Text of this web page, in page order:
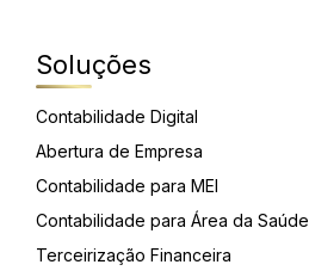
Soluções
Contabilidade Digital
Abertura de Empresa
Contabilidade para MEI
Contabilidade para Área da Saúde
Terceirização Financeira